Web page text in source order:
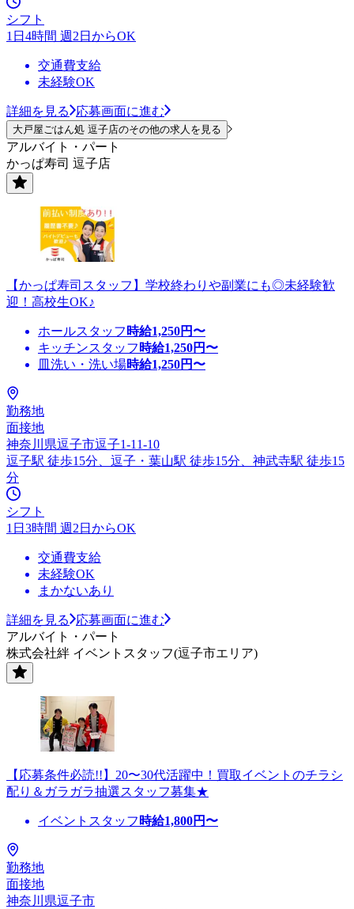
シフト
1日4時間 週2日からOK
交通費支給
未経験OK
詳細を見る 応募画面に進む
大戸屋ごはん処 逗子店のその他の求人を見る
アルバイト・パート
かっぱ寿司 逗子店
【かっぱ寿司スタッフ】学校終わりや副業にも◎未経験歓
迎！高校生OK♪
ホールスタッフ 時給1,250円〜
キッチンスタッフ 時給1,250円〜
皿洗い・洗い場時給1,250円〜
勤務地
面接地
神奈川県逗子市逗子1-11-10
逗子駅 徒歩15分、逗子・葉山駅 徒歩15分、神武寺駅 徒歩15
分
シフト
1日3時間 週2日からOK
交通費支給
未経験OK
まかないあり
詳細を見る
応募画面に進む
アルバイト・パート
株式会社絆 イベントスタッフ(逗子市エリア)
【応募条件必読!!】20〜30代活躍中！買取イベントのチラシ
配り＆ガラガラ抽選スタッフ募集★
イベントスタッフ 時給1,800円〜
勤務地
面接地
神奈川県逗子市